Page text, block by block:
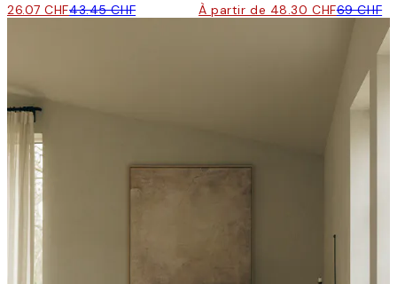
26.07 CHF43.45 CHF À partir de 48.30 CHF69 CHF